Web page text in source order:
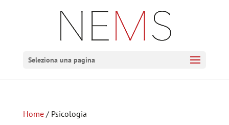
Seleziona una pagina
Home/ Psicologia